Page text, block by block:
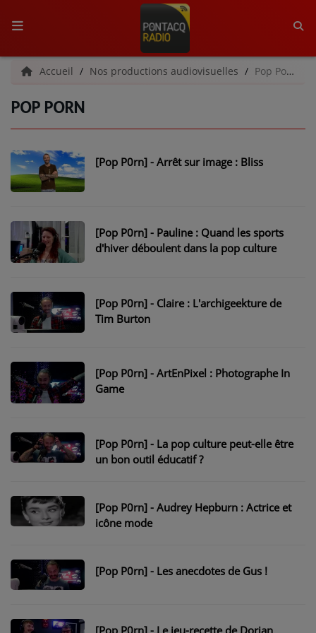
ACCUEIL
RADIO
L'ÉQUIPE
C'ÉTAIT QUOI CE TITRE ?
PODCASTS - SAISON 2026/2027
NOS PROGRAMMES COURTS
VOS ÉMISSIONS EN IMAGES
PHOTOS
ANNONCEURS & ESPACE PRO
LOCATION DE STUDIOS
L'INFORMATION
EN QUOI ÇA CONSISTE ?
Accueil Nos productions audiovisuelles Pop Porn
POP PORN
[Pop P0rn] - Arrêt sur image : Bliss
[Pop P0rn] - Pauline : Quand les sports
d'hiver déboulent dans la pop culture
[Pop P0rn] - Claire : L'archigeekture de
Tim Burton
[Pop P0rn] - ArtEnPixel : Photographe In
Game
[Pop P0rn] - La pop culture peut-elle être
un bon outil éducatif ?
[Pop P0rn] - Audrey Hepburn : Actrice et
icône mode
[Pop P0rn] - Les anecdotes de Gus !